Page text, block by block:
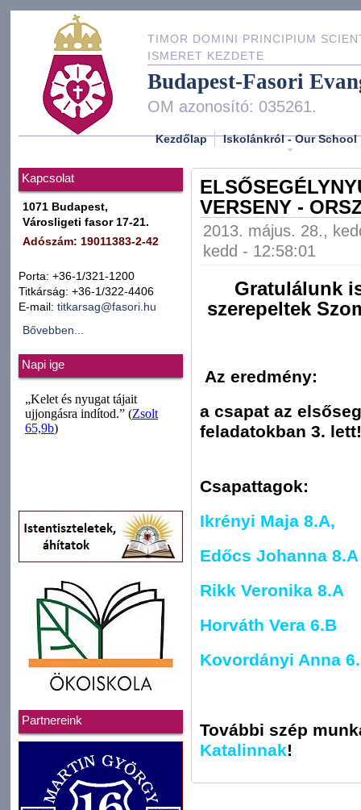
TIMOR DOMINI PRINCIPIUM
ISMERET KEZDETE
Budapest-Fasori
OM azonosító: 035261.
Kezdőlap Iskolánkról - Our School
Kapcsolat
1071 Budapest,
Városligeti fasor 17-21.
Adószám: 19011383-2-42
Porta: +36-1/321-1200
Titkárság: +36-1/322-4406
E-mail: titkarsag@fasori.hu
Bővebben...
Napi ige
Partnereink
VERSENY -
2013. május. 28.,
kedd - 12:58:01
Gratulálunk
szerepeltek
Az eredmény:
a csapat az
feladatokban 3. lett!
Csapattagok:
Ikrényi Maja 8.A,
Edőcs Johanna 8.A
Rikk Veronika 8.A
Horváth Vera 6.B
Kovordányi Anna
További szép
Katalinnak!